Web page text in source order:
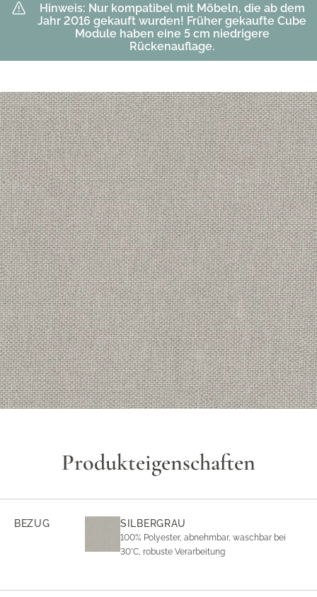
Hinweis: Nur kompatibel mit Möbeln, die ab dem
Jahr 2016 gekauft wurden! Früher gekaufte Cube
Module haben eine 5 cm niedrigere
Rückenauflage.
Hauptbild
Klicken Sie, um das Bild im Vollbildmodus zu sehen
Produkteigenschaften
BEZUG SILBERGRAU
100% Polyester, abnehmbar, waschbar bei
30°C, robuste Verarbeitung